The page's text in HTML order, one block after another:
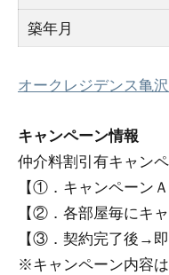
築年月
オークレジデンス亀
キャンペーン情報
仲介料割引有キャン
【①．キャンペーン
【②．各部屋毎にキ
【③．契約完了後→即
※キャンペーン内容は